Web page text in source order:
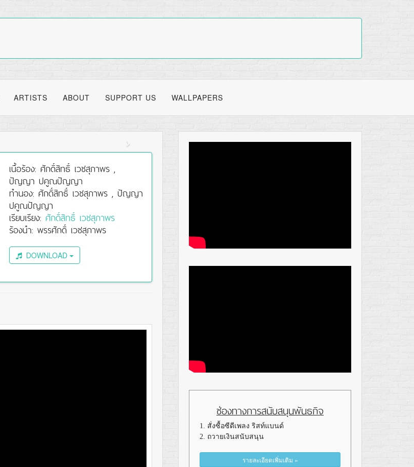
ARTISTS ABOUT SUPPORT US WALLPAPERS
เนื้อร้อง: ศักดิ์สิทธิ์ เวชสุภาพร ,
ปัญญา ปคูณปัญญา
ทำนอง: ศักดิ์สิทธิ์ เวชสุภาพร , ปัญญา
ปคูณปัญญา
เรียบเรียง: ศักดิ์สิทธิ์ เวชสุภาพร
ร้องนำ: พรรศักดิ์ เวชสุภาพร
DOWNLOAD
ช่องทางการสนับสนุนพันธกิจ
1. สั่งซื้อซีดีเพลง ริสท์แบนด์
2. ถวายเงินสนับสนุน
รายละเอียดเพิ่มเติม »